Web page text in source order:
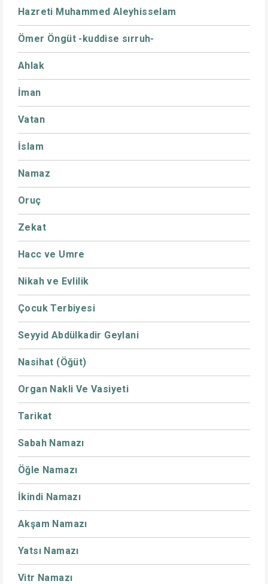
Hazreti Muhammed Aleyhisselam
Ömer Öngüt -kuddise sırruh-
Ahlak
İman
Vatan
İslam
Namaz
Oruç
Zekat
Hacc ve Umre
Nikah ve Evlilik
Çocuk Terbiyesi
Seyyid Abdülkadir Geylani
Nasihat (Öğüt)
Organ Nakli Ve Vasiyeti
Tarikat
Sabah Namazı
Öğle Namazı
İkindi Namazı
Akşam Namazı
Yatsı Namazı
Vitr Namazı